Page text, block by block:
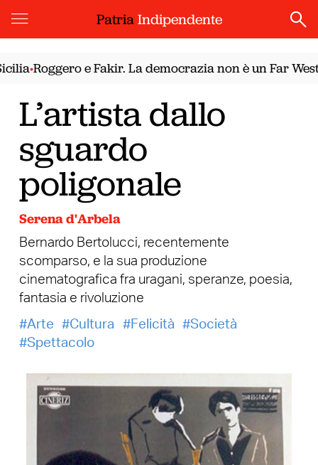
PatriaIndipendente
Roggero e Fakir. La democrazia non è un Far West•Il
L’artista dallo
sguardo
poligonale
Serena d'Arbela
Bernardo Bertolucci, recentemente
scomparso, e la sua produzione
cinematografica fra uragani, speranze, poesia,
fantasia e rivoluzione
Arte
Cultura Felicità
Società
Spettacolo